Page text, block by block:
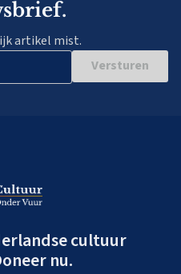
artikel mist.
Versturen
cultuur
nu.